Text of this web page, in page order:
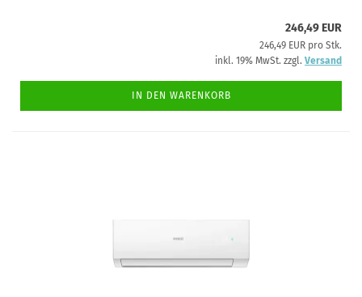
246,49 EUR
246,49 EUR pro Stk.
inkl. 19% MwSt. zzgl. Versand
IN DEN WARENKORB